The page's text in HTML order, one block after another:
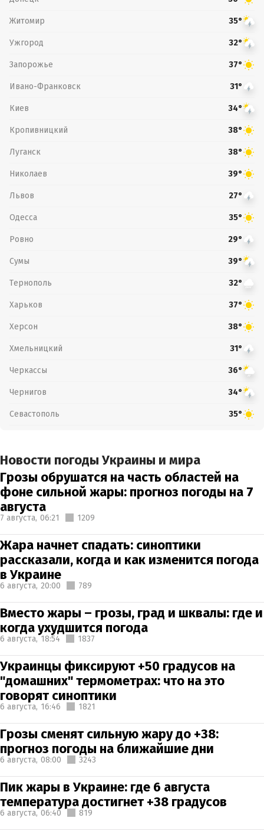
Житомир 35°
Ужгород 32°
Запорожье 37°
Ивано-Франковск 31°
Киев 34°
Кропивницкий 38°
Луганск 38°
Николаев 39°
Львов 27°
Одесса 35°
Ровно 29°
Сумы 39°
Тернополь 32°
Харьков 37°
Херсон 38°
Хмельницкий 31°
Черкассы 36°
Чернигов 34°
Севастополь 35°
Новости погоды Украины и мира
Грозы обрушатся на часть областей на
фоне сильной жары: прогноз погоды на 7
августа
7 августа, 06:21 1209
Жара начнет спадать: синоптики
рассказали, когда и как изменится погода
в Украине
6 августа, 20:00 789
Вместо жары – грозы, град и шквалы: где и
когда ухудшится погода
6 августа, 18:54 1837
Украинцы фиксируют +50 градусов на
"домашних" термометрах: что на это
говорят синоптики
6 августа, 16:46 1821
Грозы сменят сильную жару до +38:
прогноз погоды на ближайшие дни
6 августа, 08:00 3243
Пик жары в Украине: где 6 августа
температура достигнет +38 градусов
6 августа, 06:40 819